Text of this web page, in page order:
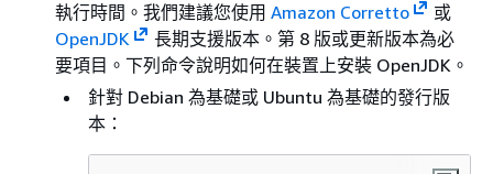
執行時間。我們建議您使用 Amazon Corretto
或
OpenJDK
長期支援版本。第 8 版或更新版本為必
要項目。下列命令說明如何在裝置上安裝 OpenJDK。
針對 Debian 為基礎或 Ubuntu 為基礎的發行版
本：